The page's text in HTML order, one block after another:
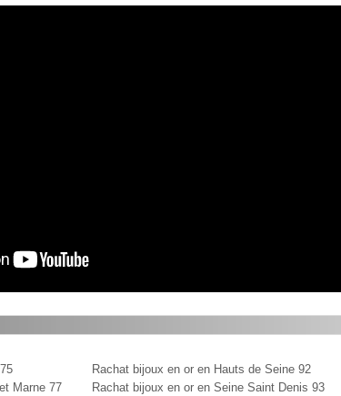
Marne 77
Rachat bijoux en or en Hauts de Seine 92
Rachat bijoux en or en Seine Saint Denis 93